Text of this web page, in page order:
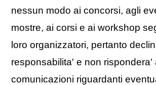
nessun modo ai concorsi, agli
mostre, ai corsi e ai workshop
loro organizzatori, pertanto
responsabilita' e non rispondera'
comunicazioni riguardanti